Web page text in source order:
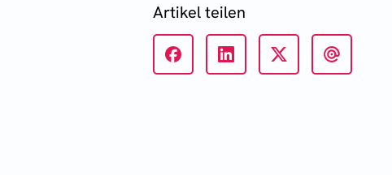
Artikel teilen